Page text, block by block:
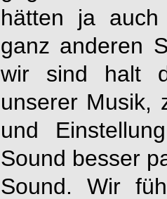
hätten ja
ganz anderen
wir sind halt
unserer Musik,
und
Sound besser
Sound. Wir